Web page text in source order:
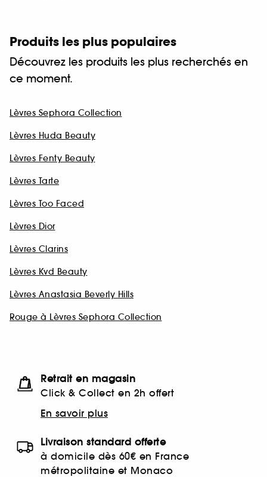
Produits les plus populaires
Découvrez les produits les plus recherchés en
ce moment.
Lèvres Sephora Collection
Lèvres Huda Beauty
Lèvres Fenty Beauty
Lèvres Tarte
Lèvres Too Faced
Lèvres Dior
Lèvres Clarins
Lèvres Kvd Beauty
Lèvres Anastasia Beverly Hills
Rouge à Lèvres Sephora Collection
Retrait en magasin
Click & Collect en 2h offert
En savoir plus
Livraison standard offerte
à domicile dès 60€ en France
métropolitaine et Monaco